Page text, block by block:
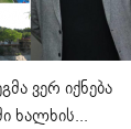
ვერ იქნება
ხალხის...